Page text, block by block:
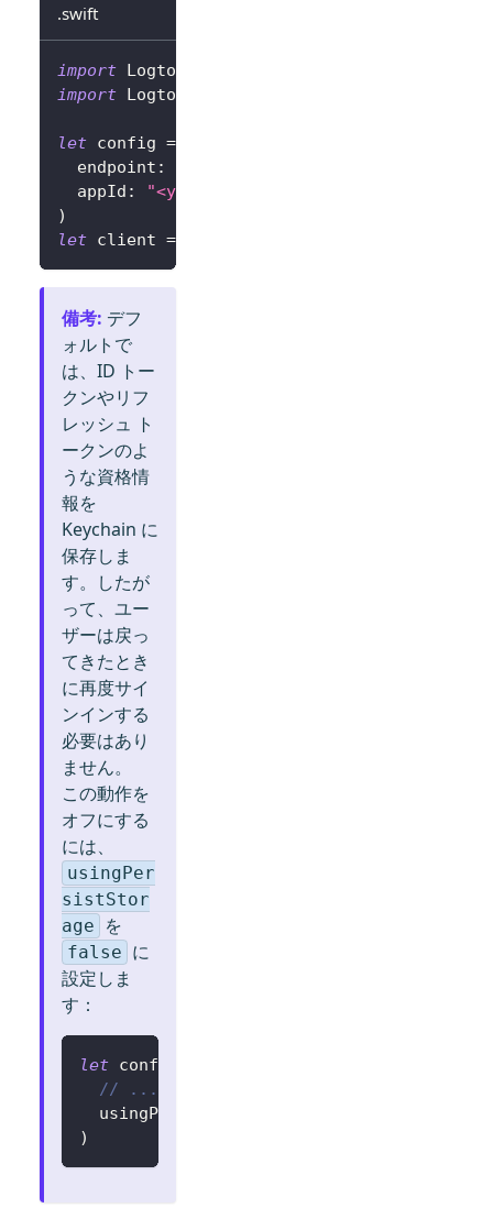
.swift
import Logto
import LogtoClient
let config =
  endpoint
:
  appId
:
"<your-app-id>"
)
let client =
備考: デフ
ォルトで
は、ID トー
クンやリフ
レッシュ ト
ークンのよ
うな資格情
報を
Keychain に
保存しま
す。したが
って、ユー
ザーは戻っ
てきたとき
に再度サイ
ンインする
必要はあり
ません。
この動作を
オフにする
には、
usingPer
sistStor
age
を
false に
設定しま
す：
let config
// ...
  usingPersistStorage
)